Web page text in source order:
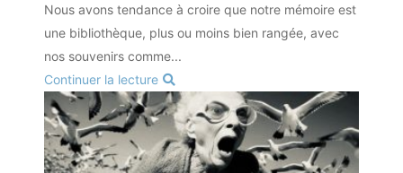
Nous avons tendance à croire que notre mémoire est
une bibliothèque, plus ou moins bien rangée, avec
nos souvenirs comme...
Continuer la lecture